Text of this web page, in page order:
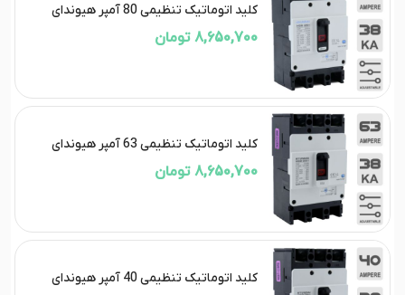
کلید اتوماتیک تنظیمی 80 آمپر هیوندای
8,650,700 تومان
کلید اتوماتیک تنظیمی 63 آمپر هیوندای
8,650,700 تومان
کلید اتوماتیک تنظیمی 40 آمپر هیوندای